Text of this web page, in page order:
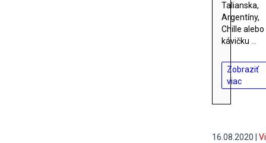
Talianska,
Argentíny,
Chille alebo
kávičku
Zobraziť
viac
16.08.2020 |